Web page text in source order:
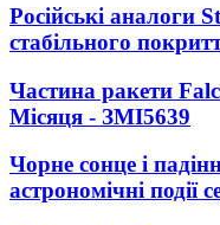
Російські аналоги
стабільного
Частина ракети
Місяця - ЗМІ5639
Чорне сонце і
астрономічні події